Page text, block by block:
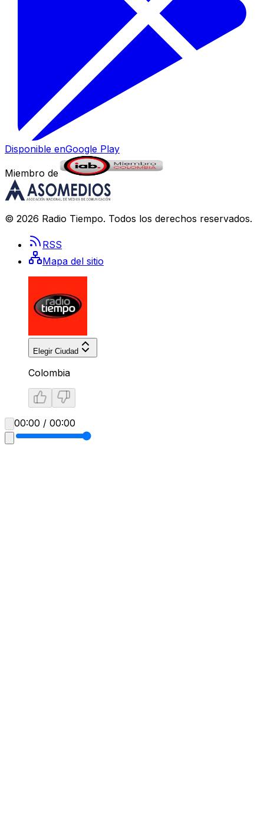
Disponible enGoogle Play
Miembro de
© 2026 Radio Tiempo. Todos los derechos reservados.
RSS
Mapa del sitio
Elegir Ciudad
Colombia
00:00 / 00:00